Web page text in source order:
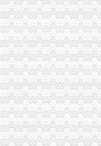
重庆全城低价代理记
重庆代理记帐公司浅
代理重庆全市营业执
重庆税务代理_重庆财
【无地址注册重庆公
重庆财税疑难：重庆
重庆低价代理记账报
【重庆代办公司执照||
会计代理记账报税公
重庆代理记账：企业